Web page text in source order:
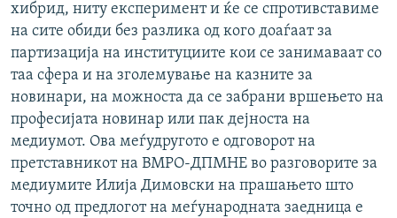
хибрид, ниту експеримент и ќе се спротивставиме
на сите обиди без разлика од кого доаѓаат за
партизација на институциите кои се занимаваат со
таа сфера и на зголемување на казните за
новинари, на можноста да се забрани вршењето на
професијата новинар или пак дејноста на
медиумот. Ова меѓудругото е одговорот на
претставникот на ВМРО-ДПМНЕ во разговорите за
медиумите Илија Димовски на прашањето што
точно од предлогот на меѓународната заедница е